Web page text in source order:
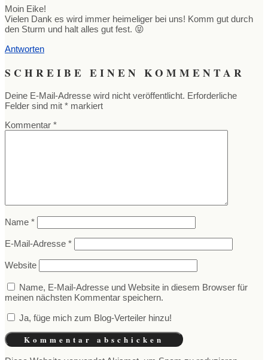
Moin Eike!
Vielen Dank es wird immer heimeliger bei uns! Komm gut durch
den Sturm und halt alles gut fest. 😝
Antworten
SCHREIBE EINEN KOMMENTAR
Deine E-Mail-Adresse wird nicht veröffentlicht. Erforderliche
Felder sind mit * markiert
Kommentar *
Name *
E-Mail-Adresse *
Website
Name, E-Mail-Adresse und Website in diesem Browser für
meinen nächsten Kommentar speichern.
Ja, füge mich zum Blog-Verteiler hinzu!